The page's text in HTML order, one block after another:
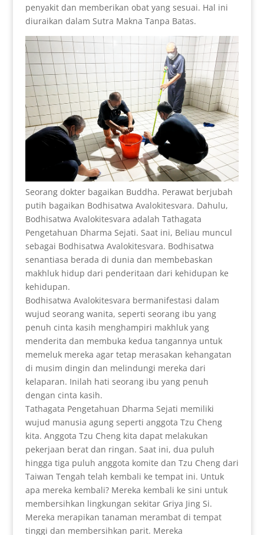
penyakit dan memberikan obat yang sesuai. Hal ini
diuraikan dalam Sutra Makna Tanpa Batas.
Seorang dokter bagaikan Buddha. Perawat berjubah
putih bagaikan Bodhisatwa Avalokitesvara. Dahulu,
Bodhisatwa Avalokitesvara adalah Tathagata
Pengetahuan Dharma Sejati. Saat ini, Beliau muncul
sebagai Bodhisatwa Avalokitesvara. Bodhisatwa
senantiasa berada di dunia dan membebaskan
makhluk hidup dari penderitaan dari kehidupan ke
kehidupan.
Bodhisatwa Avalokitesvara bermanifestasi dalam
wujud seorang wanita, seperti seorang ibu yang
penuh cinta kasih menghampiri makhluk yang
menderita dan membuka kedua tangannya untuk
memeluk mereka agar tetap merasakan kehangatan
di musim dingin dan melindungi mereka dari
kelaparan. Inilah hati seorang ibu yang penuh
dengan cinta kasih.
Tathagata Pengetahuan Dharma Sejati memiliki
wujud manusia agung seperti anggota Tzu Cheng
kita. Anggota Tzu Cheng kita dapat melakukan
pekerjaan berat dan ringan. Saat ini, dua puluh
hingga tiga puluh anggota komite dan Tzu Cheng dari
Taiwan Tengah telah kembali ke tempat ini. Untuk
apa mereka kembali? Mereka kembali ke sini untuk
membersihkan lingkungan sekitar Griya Jing Si.
Mereka merapikan tanaman merambat di tempat
tinggi dan membersihkan parit. Mereka